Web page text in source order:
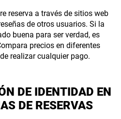
reserva a través de sitios web
de otros usuarios. Si la
buena para ser verdad, es
precios en diferentes
realizar cualquier pago.
DE IDENTIDAD EN
DE RESERVAS